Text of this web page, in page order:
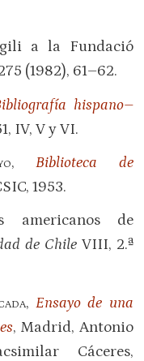
a la Fundació
(1982), 61–62.
hispano–
IV, V y VI.
,Biblioteca de
1953.
americanos de
de Chile VIII, 2.ª
, Ensayo de una
, Madrid, Antonio
Cáceres,